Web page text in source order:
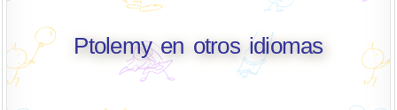
Ptolemy en otros idiomas